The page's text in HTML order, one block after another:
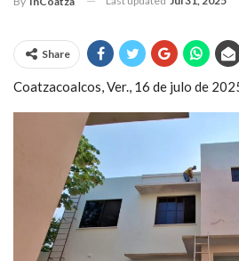
Share
Coatzacoalcos, Ver., 16 de julo de